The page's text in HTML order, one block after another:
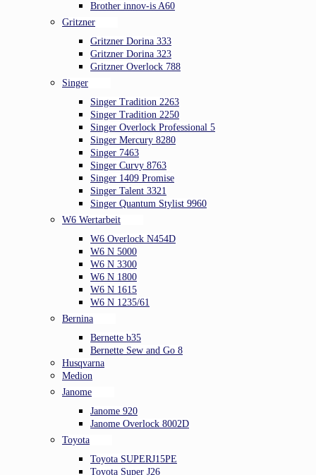
Brother innov-is A60
Gritzner
Gritzner Dorina 333
Gritzner Dorina 323
Gritzner Overlock 788
Singer
Singer Tradition 2263
Singer Tradition 2250
Singer Overlock Professional 5
Singer Mercury 8280
Singer 7463
Singer Curvy 8763
Singer 1409 Promise
Singer Talent 3321
Singer Quantum Stylist 9960
W6 Wertarbeit
W6 Overlock N454D
W6 N 5000
W6 N 3300
W6 N 1800
W6 N 1615
W6 N 1235/61
Bernina
Bernette b35
Bernette Sew and Go 8
Husqvarna
Medion
Janome
Janome 920
Janome Overlock 8002D
Toyota
Toyota SUPERJ15PE
Toyota Super J26